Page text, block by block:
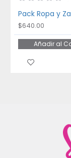
$640.00
Añadir al